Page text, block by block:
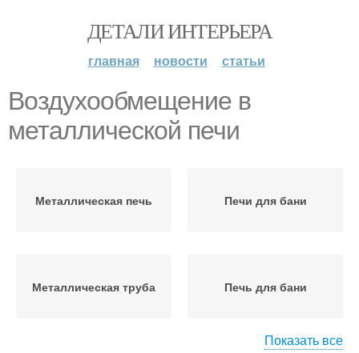
ДЕТАЛИ ИНТЕРЬЕРА
главная новости статьи
Воздухообмещение в
металлической печи
Металлическая печь Печи для бани
Металлическая труба Печь для бани
Показать все